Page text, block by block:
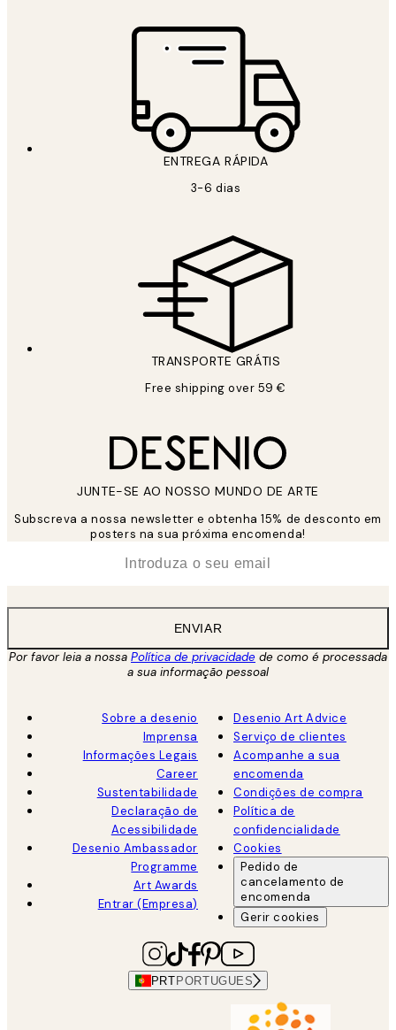
ENTREGA RÁPIDA
3-6 dias
TRANSPORTE GRÁTIS
Free shipping over 59 €
JUNTE-SE AO NOSSO MUNDO DE ARTE
Subscreva a nossa newsletter e obtenha 15% de desconto em
posters na sua próxima encomenda!
ENVIAR
Por favor leia a nossa Política de privacidade de como é processada
a sua informação pessoal
Sobre a desenio
Imprensa
Informações Legais
Career
Sustentabilidade
Declaração de
Acessibilidade
Desenio Ambassador
Programme
Art Awards
Entrar (Empresa)
Desenio Art Advice
Serviço de clientes
Acompanhe a sua
encomenda
Condições de compra
Política de
confidencialidade
Cookies
Pedido de
cancelamento de
encomenda
Gerir cookies
PRT PORTUGUES